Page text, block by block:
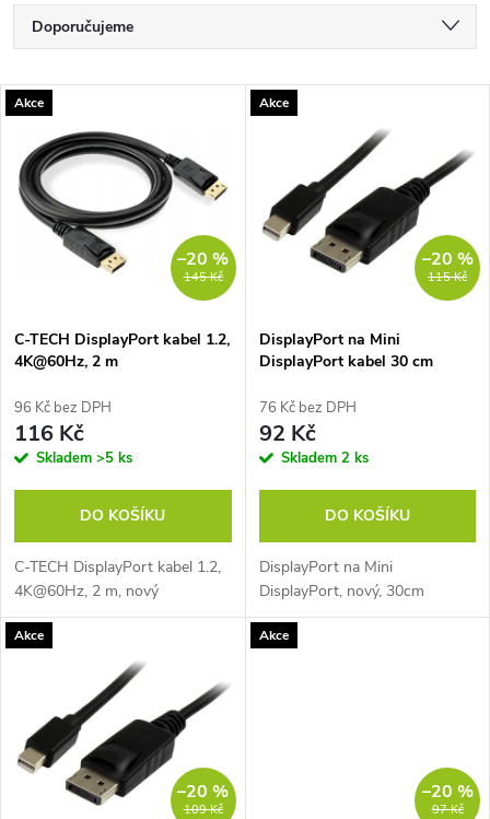
Ř
a
z
e
p
r
o
u
k
ů
Doporučujeme
Nejdražší
Nejprodávanější
Abecedně
V
ý
p
s
p
r
o
d
u
k
ů
Akce
145 Kč
–20 %
C-TECH DisplayPort kabel 1.2,
4K@60Hz, 2 m
96 Kč bez DPH
116 Kč
Skladem >5 ks
DO KOŠÍKU
C-TECH DisplayPort kabel 1.2,
4K@60Hz, 2 m, nový
Akce
115 Kč
–20 %
DisplayPort na Mini
DisplayPort kabel 30 cm
76 Kč bez DPH
92 Kč
Skladem 2 ks
DO KOŠÍKU
DisplayPort na Mini
DisplayPort, nový, 30cm
Akce
109 Kč
–20 %
Akce
97 Kč
–20 %